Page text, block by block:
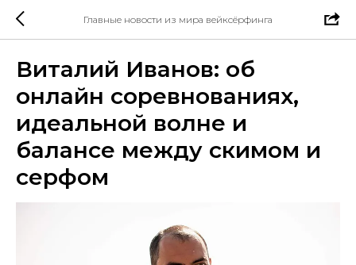
Главные новости из мира вейксёрфинга
Виталий Иванов: об
онлайн соревнованиях,
идеальной волне и
балансе между скимом и
серфом